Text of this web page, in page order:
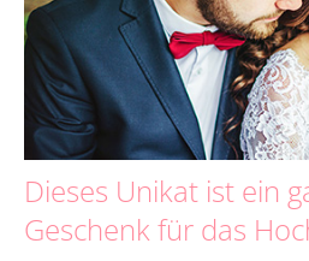
Dieses Unikat ist ein
Geschenk für das